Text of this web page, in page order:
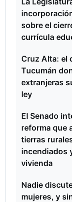
sobre el
currícula
Cruz Alta: el
Tucumán
extranjeras
ley
El Senado
reforma que
tierras
incendiados
vivienda
Nadie
mujeres, y